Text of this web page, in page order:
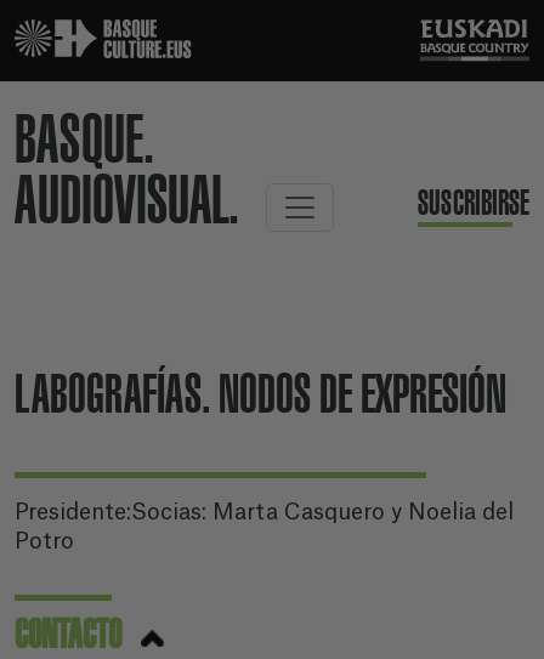
BASQUE.
AUDIOVISUAL.
SUSCRIBIRSE
LABOGRAFÍAS. NODOS DE EXPRESIÓN
Presidente:Socias: Marta Casquero y Noelia del
Potro
CONTACTO